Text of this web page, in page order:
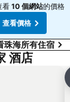
看 10 個網站的價格
查看價格
珠海所有住宿
酒店